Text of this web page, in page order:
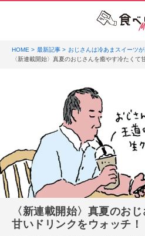
HOME 最新記事
おじさんは冷あまスイーツが
〈新連載開始〉真夏のおじさんを癒やす冷たくて
〈新連載開始〉真夏のお
甘いドリンクをウォッチ！